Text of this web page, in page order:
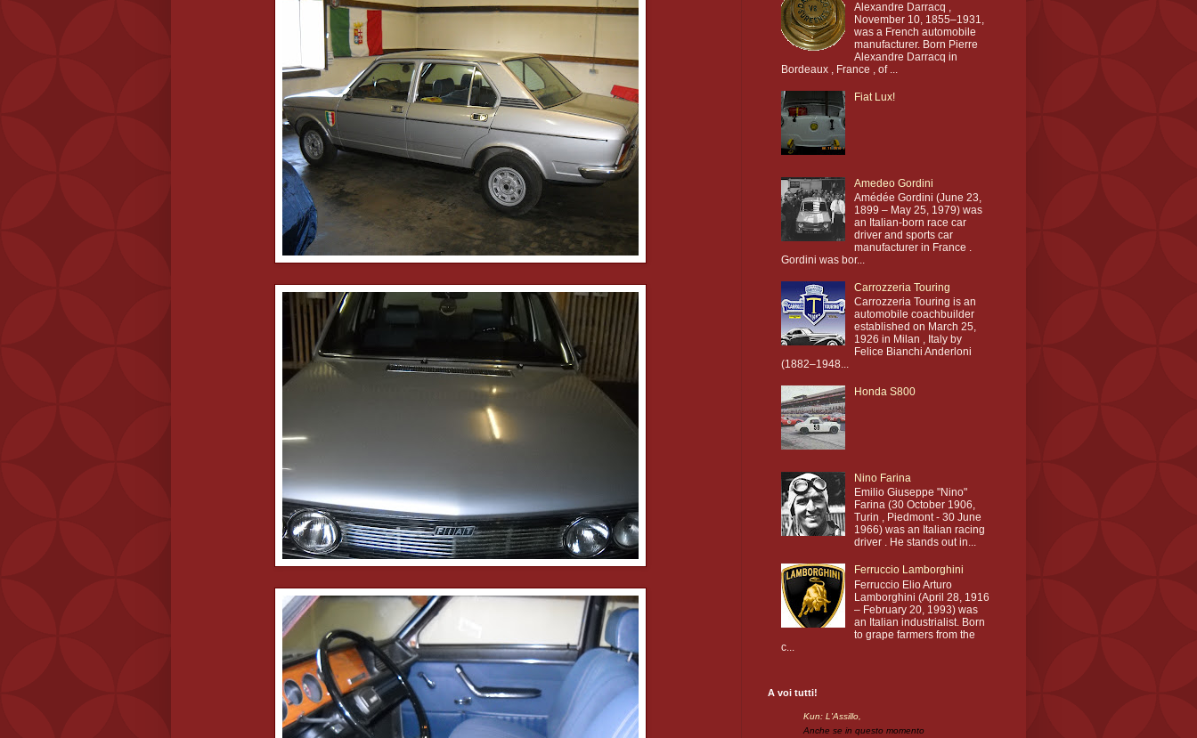
Alexandre Darracq ,
November 10, 1855–1931,
was a French automobile
manufacturer. Born Pierre
Alexandre Darracq in
Bordeaux , France , of ...
Fiat Lux!
Amedeo Gordini
Amédée Gordini (June 23,
1899 – May 25, 1979) was
an Italian-born race car
driver and sports car
manufacturer in France .
Gordini was bor...
Carrozzeria Touring
Carrozzeria Touring is an
automobile coachbuilder
established on March 25,
1926 in Milan , Italy by
Felice Bianchi Anderloni
(1882–1948...
Honda S800
Nino Farina
Emilio Giuseppe "Nino"
Farina (30 October 1906,
Turin , Piedmont - 30 June
1966) was an Italian racing
driver . He stands out in...
Ferruccio Lamborghini
Ferruccio Elio Arturo
Lamborghini (April 28, 1916
– February 20, 1993) was
an Italian industrialist. Born
to grape farmers from the
c...
A voi tutti!
Kun: L'Assillo,
Anche se in questo momento